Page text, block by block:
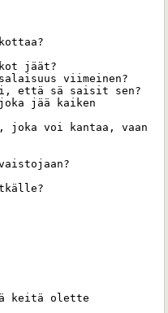
jäät?
viimeinen?
että sä saisit sen?
jää kaiken
joka voi kantaa, vaan
keitä olette